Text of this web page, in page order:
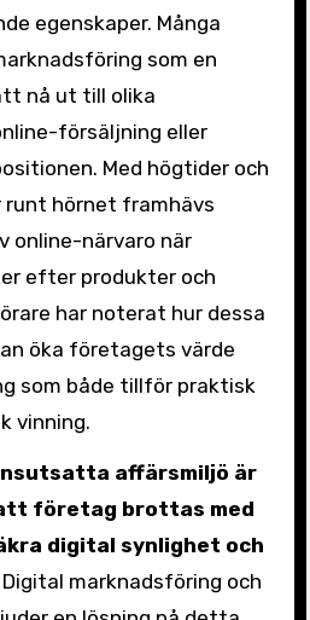
egenskaper. Många
som en
nå ut till olika
försäljning eller
Med högtider och
runt hörnet framhävs
online-närvaro när
efter produkter och
har noterat hur dessa
öka företagets värde
som både tillför praktisk
vinning.
affärsmiljö är
företag brottas med
digital synlighet och
Digital marknadsföring och